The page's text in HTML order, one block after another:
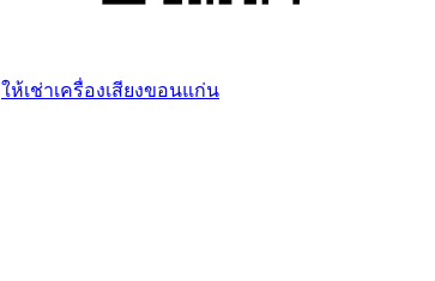
ให้เช่าเครื่องเสียงขอนแก่น